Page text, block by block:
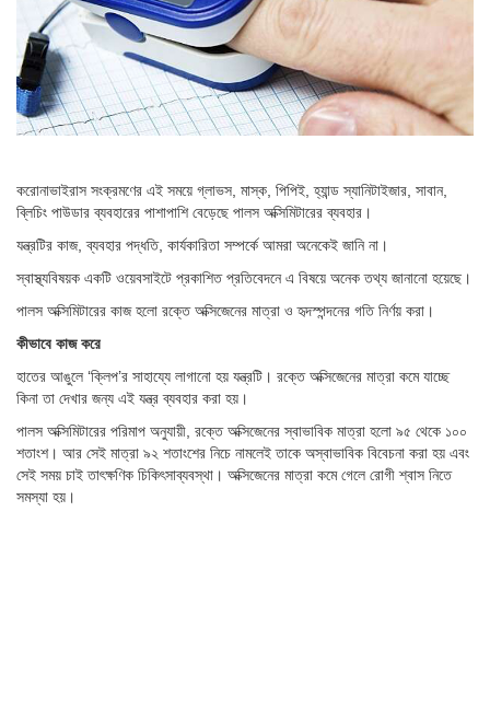
করোনাভাইরাস সংক্রমণের এই সময়ে গ্লাভস, মাস্ক, পিপিই, হ্যান্ড স্যানিটাইজার, সাবান,
ব্লিচিং পাউডার ব্যবহারের পাশাপাশি বেড়েছে পালস অক্সিমিটারের ব্যবহার।
যন্ত্রটির কাজ, ব্যবহার পদ্ধতি, কার্যকারিতা সম্পর্কে আমরা অনেকেই জানি না।
স্বাস্থ্যবিষয়ক একটি ওয়েবসাইটে প্রকাশিত প্রতিবেদনে এ বিষয়ে অনেক তথ্য জানানো হয়েছে।
পালস অক্সিমিটারের কাজ হলো রক্তে অক্সিজেনের মাত্রা ও হৃদস্পন্দনের গতি নির্ণয় করা।
কীভাবে কাজ করে
হাতের আঙুলে ‘ক্লিপ’র সাহায্যে লাগানো হয় যন্ত্রটি। রক্তে অক্সিজেনের মাত্রা কমে যাচ্ছে
কিনা তা দেখার জন্য এই যন্ত্র ব্যবহার করা হয়।
পালস অক্সিমিটারের পরিমাপ অনুযায়ী, রক্তে অক্সিজেনের স্বাভাবিক মাত্রা হলো ৯৫ থেকে ১০০
শতাংশ। আর সেই মাত্রা ৯২ শতাংশের নিচে নামলেই তাকে অস্বাভাবিক বিবেচনা করা হয় এবং
সেই সময় চাই তাৎক্ষণিক চিকিৎসাব্যবস্থা। অক্সিজেনের মাত্রা কমে গেলে রোগী শ্বাস নিতে
সমস্যা হয়।